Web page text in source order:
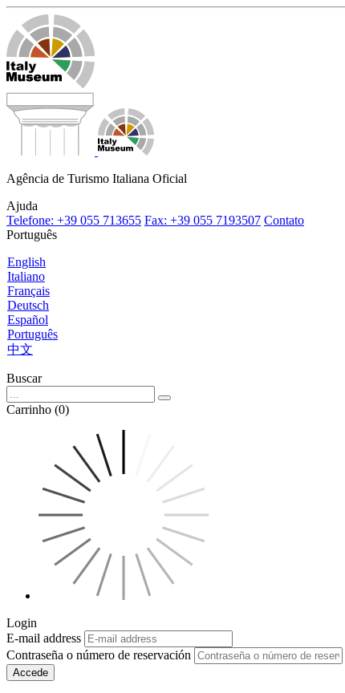
Agência de Turismo Italiana Oficial
Ajuda
Telefone: +39 055 713655 Fax: +39 055 7193507 Contato
Português
English
Italiano
Français
Deutsch
Español
Português
中文
Buscar
Carrinho (0)
Login
E-mail address
Contraseña o número de reservación
Accede